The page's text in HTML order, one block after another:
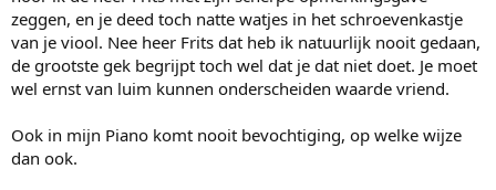
zeggen, en je deed toch natte watjes in het schroevenkastje
van je viool. Nee heer Frits dat heb ik natuurlijk nooit gedaan,
de grootste gek begrijpt toch wel dat je dat niet doet. Je moet
wel ernst van luim kunnen onderscheiden waarde vriend.
Ook in mijn Piano komt nooit bevochtiging, op welke wijze
dan ook.